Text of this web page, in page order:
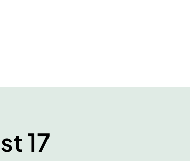
17